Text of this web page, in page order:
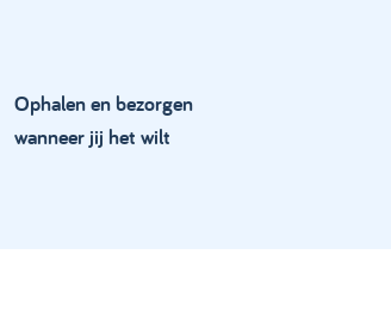
Ophalen en bezorgen
wanneer jij het wilt